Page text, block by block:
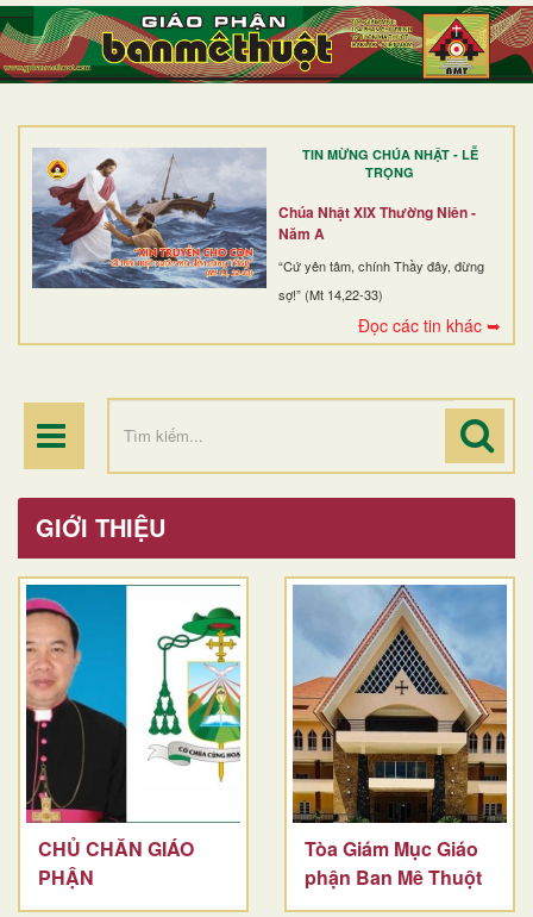
TIN MỪNG CHÚA NHẬT - LỄ
TRỌNG
Chúa Nhật XIX Thường Niên -
Năm A
“Cứ yên tâm, chính Thầy đây, đừng
sợ!” (Mt 14,22-33)
Đọc các tin khác ➥
TRANG NHẤT
GIỚI THIỆU
DÒNG TU
BAN MỤC VỤ
ĐOÀN THỂ CG
ĐIỂM HÀNH HƯƠNG
GIỚI THIỆU
CHỦ CHĂN GIÁO
PHẬN
Tòa Giám Mục Giáo
phận Ban Mê Thuột